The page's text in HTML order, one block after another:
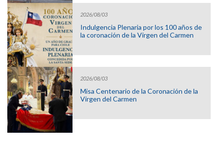
2026/08/03
Indulgencia Plenaria por los 100 años de
la coronación de la Virgen del Carmen
2026/08/03
Misa Centenario de la Coronación de la
Virgen del Carmen